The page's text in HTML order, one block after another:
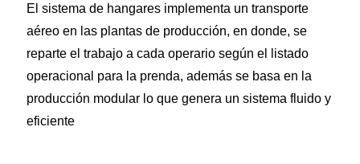
El sistema de hangares implementa un transporte
aéreo en las plantas de producción, en donde, se
reparte el trabajo a cada operario según el listado
operacional para la prenda, además se basa en la
producción modular lo que genera un sistema fluido y
eficiente